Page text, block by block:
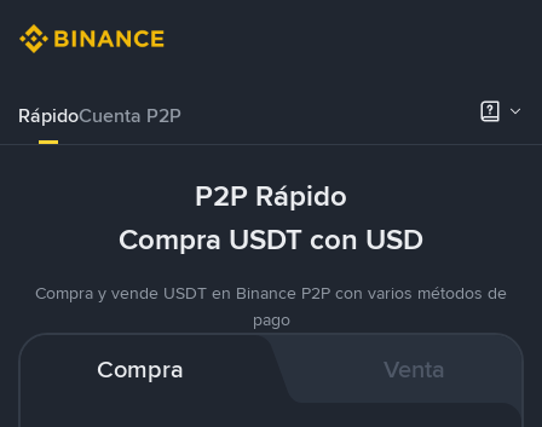
RápidoCuenta P2P
P2P Rápido
Compra USDT con USD
Compra y vende USDT en Binance P2P con varios métodos de
pago
Compra Venta